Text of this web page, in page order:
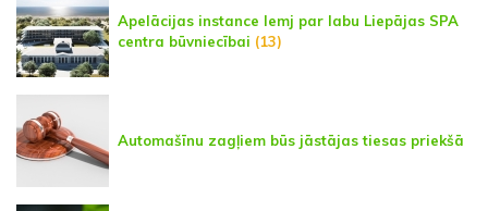
Apelācijas instance lemj par labu Liepājas SPA
centra būvniecībai (13)
Automašīnu zagļiem būs jāstājas tiesas priekšā